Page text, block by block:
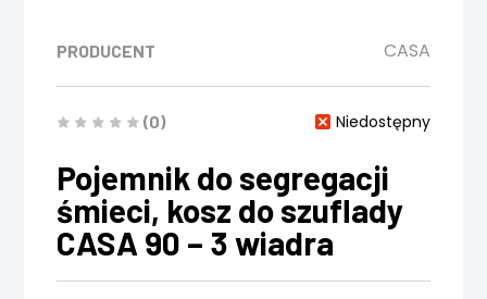
PRODUCENT CASA
(0) Niedostępny
Pojemnik do segregacji
śmieci, kosz do szuflady
CASA 90 – 3 wiadra